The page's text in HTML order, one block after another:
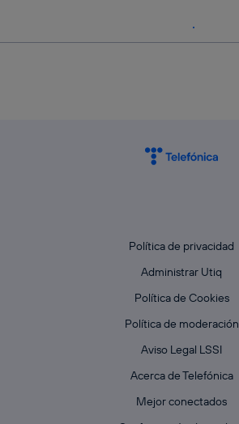
Política de privacidad
Administrar Utiq
Política de Cookies
Política de moderación
Aviso Legal LSSI
Acerca de Telefónica
Mejor conectados